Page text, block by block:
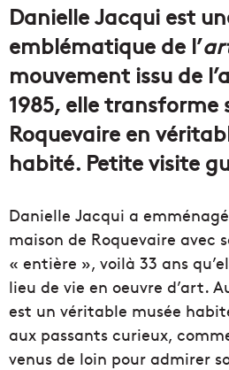
Danielle Jacqui est
emblématique de l’
mouvement issu de
1985, elle transforme
Roquevaire en
habité. Petite visite
Danielle Jacqui a
maison de Roquevaire avec
« entière », voilà 33 ans
lieu de vie en oeuvre d’art.
est un véritable musée
aux passants curieux,
venus de loin pour admirer